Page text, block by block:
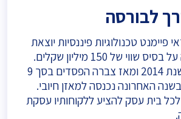
לבורסה
טכנולוגיות פיננסיות יוצאת
להשקעה בבורסה על בסיס שווי של 150 מיליון שקלים.
החברה הוקמה בשנת 2014 ומאז צברה הפסדים בסך 9
בשנה האחרונה נכנסה למאזן חיובי.
בית עסק להציע ללקוחותיו עסקת